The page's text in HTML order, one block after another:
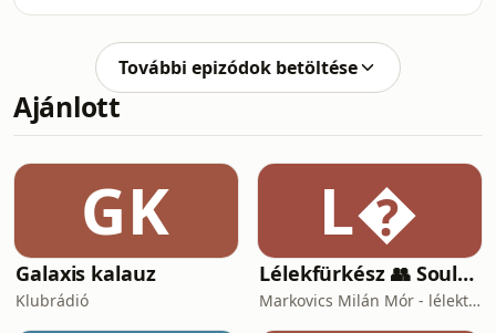
és a bárhol megvalósítható
felsokszorozódik a hatásuk. Ha sokan
felkapjuk a fejünket, és egy szorgos
rajba verődünk, akkor egy zöldebb
jövő felé tudjuk venni az utat” – vallja
nevű fenntarthatósági témájú
applikáció társalapítójával
beszélgetünk. Az a
További epizódok betöltése
Ajánlott
GK
Galaxis kalauz
Klubrádió
L
Lélekfürkész 👥 SoulScout
Markovics Milán Mór - lélektan, tudomány, vallás, harc